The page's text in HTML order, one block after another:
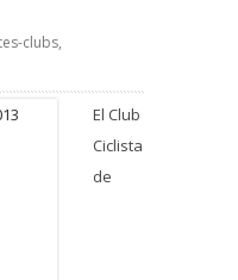
clubs,
El Club
Ciclista
de